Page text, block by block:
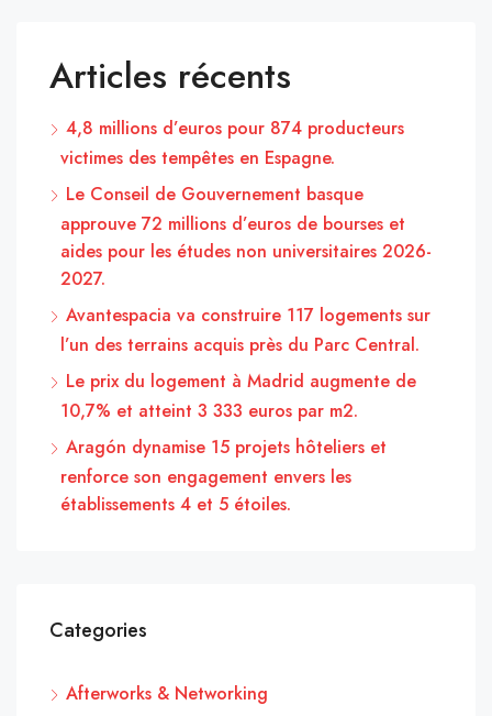
Articles récents
4,8 millions d’euros pour 874 producteurs
victimes des tempêtes en Espagne.
Le Conseil de Gouvernement basque
approuve 72 millions d’euros de bourses et
aides pour les études non universitaires 2026-
2027.
Avantespacia va construire 117 logements sur
l’un des terrains acquis près du Parc Central.
Le prix du logement à Madrid augmente de
10,7% et atteint 3 333 euros par m2.
Aragón dynamise 15 projets hôteliers et
renforce son engagement envers les
établissements 4 et 5 étoiles.
Categories
Afterworks & Networking